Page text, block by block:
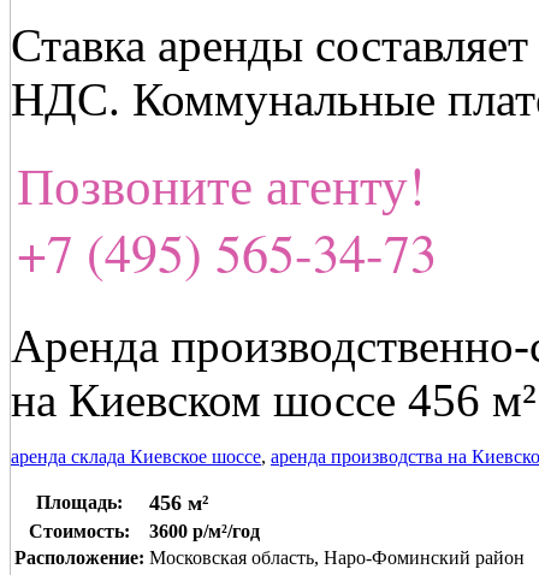
Ставка аренды
НДС. Коммунальные
Позвоните агенту!
+7 (495) 565-34-73
Аренда
на Киевском шоссе 456 м²
аренда склада Киевское шоссе, аренда производства на
Площадь: 456 м²
Стоимость:
3600 р/м²/год
Расположение: Московская область, Наро-Фоминский район